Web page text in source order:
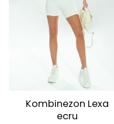
Kombinezon Lexa
ecru